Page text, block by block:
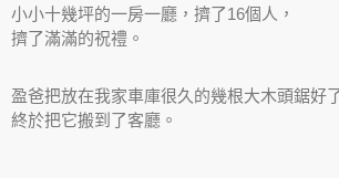
小小十幾坪的一房一廳，擠了16個人，
擠了滿滿的祝禮。
盈爸把放在我家車庫很久的幾根大木頭鋸好
終於把它搬到了客廳。